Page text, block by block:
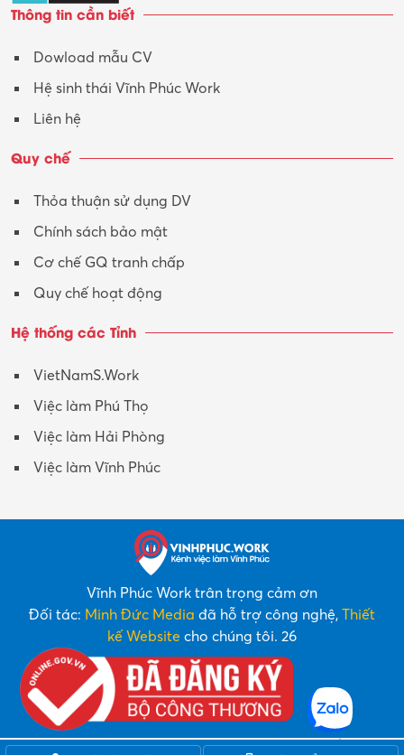
Thông tin cần biết
Dowload mẫu CV
Hệ sinh thái Vĩnh Phúc Work
Liên hệ
Quy chế
Thỏa thuận sử dụng DV
Chính sách bảo mật
Cơ chế GQ tranh chấp
Quy chế hoạt động
Hệ thống các Tỉnh
VietNamS.Work
Việc làm Phú Thọ
Việc làm Hải Phòng
Việc làm Vĩnh Phúc
Vĩnh Phúc Work trân trọng cảm ơn
Đối tác: Minh Đức Media đã hỗ trợ công nghệ, Thiết
kế Website cho chúng tôi. 26